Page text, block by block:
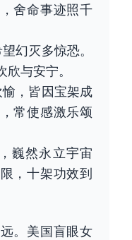
舍命事迹照千
幻灭多惊恐。
与安宁。
，皆因宝架成
常使感激乐颂
巍然永立宇宙
，十架功效到
。美国盲眼女